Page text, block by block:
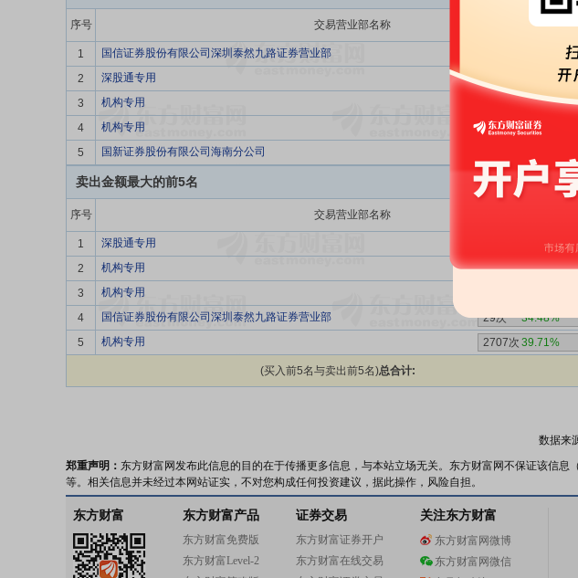
序号 交易营业部名称
1 国信证券股份有限公司深圳泰然九路证券营业部
2
深股通专用 1359次 40.25%
3
机构专用 2707次39.71%
4
机构专用 2707次39.71%
5
国新证券股份有限公司海南分公司
卖出金额最大的前5名
序号 交易营业部名称
1 深股通专用 40.25%
2
机构专用 2707次39.71%
3
机构专用
4
国信证券股份有限公司深圳泰然九路证券营业部 29次 34.48%
5
机构专用 2707次 39.71%
(买入前5名与卖出前5名)总合计:
数据来
郑重声明： 东方财富网发布此信息的目的在于传播更多信息，与本站立场无关。东方财富网不保证该信
等。相关信息并未经过本网站证实，不对您构成任何投资建议，据此操作，风险自担。